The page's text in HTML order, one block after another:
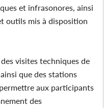
et infrasonores, ainsi
outils mis à disposition
visites techniques de
ainsi que des stations
aux participants
des